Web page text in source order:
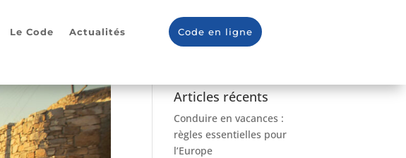
Le Code
Actualités
Code en ligne
Articles récents
Conduire en vacances :
règles essentielles pour
l’Europe